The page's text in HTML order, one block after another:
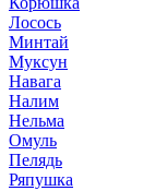
Лосось
Минтай
Муксун
Навага
Налим
Нельма
Омуль
Пелядь
Ряпушка